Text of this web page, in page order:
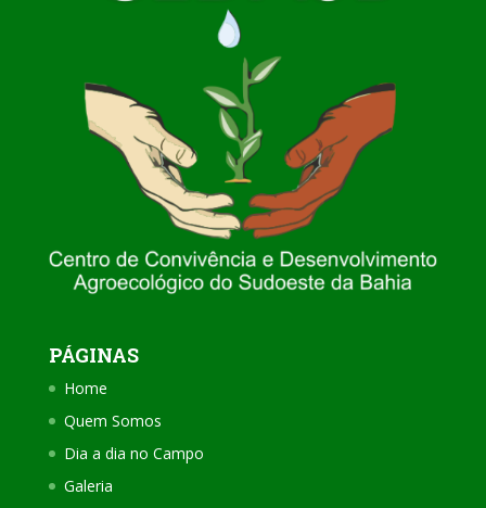
PÁGINAS
Home
Quem Somos
Dia a dia no Campo
Galeria